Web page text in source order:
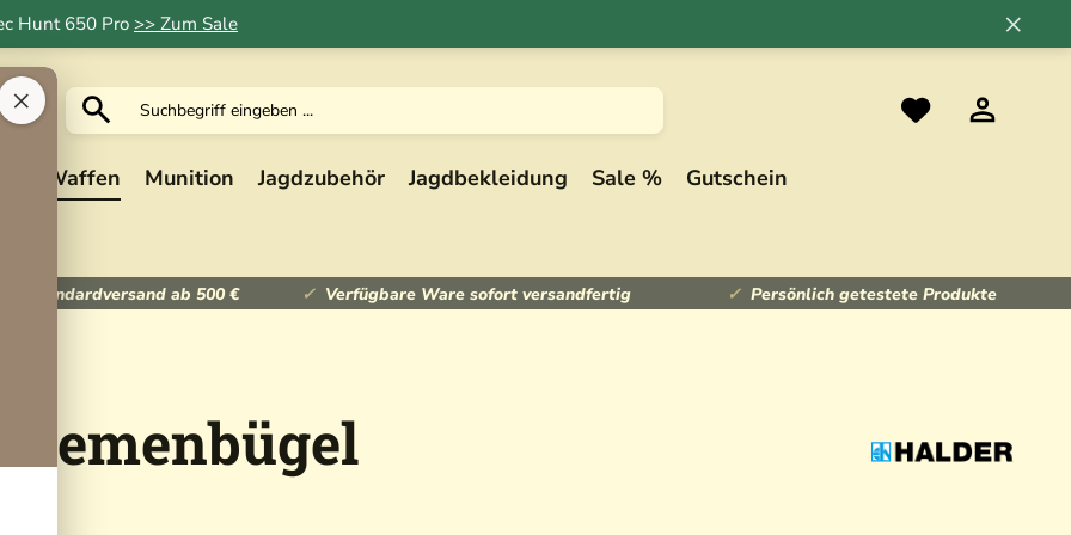
Hunt 650 Pro >> Zum Sale
×
×
Waffen Munition Jagdzubehör Jagdbekleidung Sale % Gutschein
Standardversand ab 500 € Verfügbare Ware sofort versandfertig Persönlich getestete Produkte